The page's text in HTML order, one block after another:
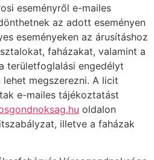
eseményről e-mailes
az adott eseményen
eseményeken az árusításhoz
faházakat, valamint a
területfoglalási engedélyt
megszerezni. A licit
e-mailes tájékoztatást
oldalon
illetve a faházak